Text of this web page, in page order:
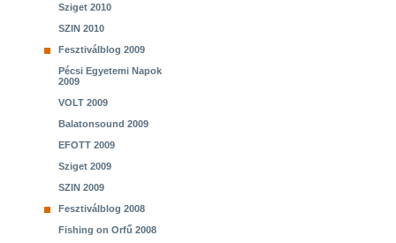
Sziget 2010
SZIN 2010
Fesztiválblog 2009
Pécsi Egyetemi Napok
2009
VOLT 2009
Balatonsound 2009
EFOTT 2009
Sziget 2009
SZIN 2009
Fesztiválblog 2008
Fishing on Orfű 2008